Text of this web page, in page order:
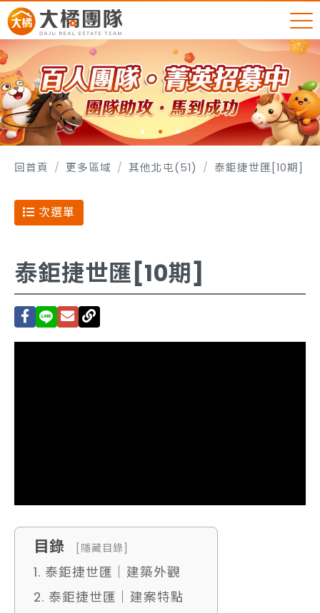
回首頁 更多區域 其他北屯(51) 泰鉅捷世匯[10期]
次選單
泰鉅捷世匯[10期]
目錄 [隱藏目錄]
1. 泰鉅捷世匯｜建築外觀
2. 泰鉅捷世匯｜建案特點